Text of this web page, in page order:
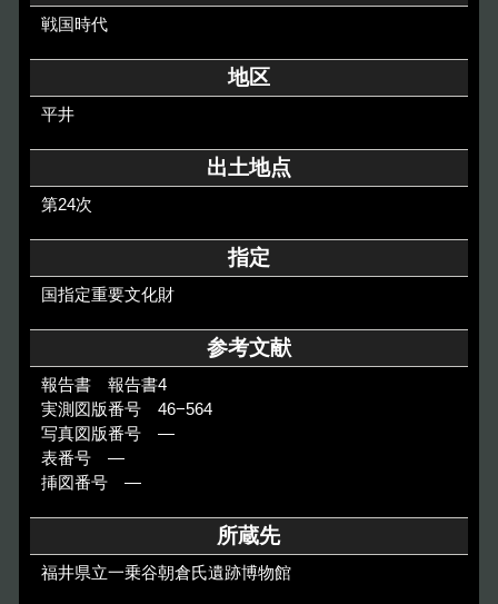
戦国時代
地区
平井
出土地点
第24次
指定
国指定重要文化財
参考文献
報告書 報告書4
実測図版番号 46−564
写真図版番号 ―
表番号 ―
挿図番号 ―
所蔵先
福井県立一乗谷朝倉氏遺跡博物館